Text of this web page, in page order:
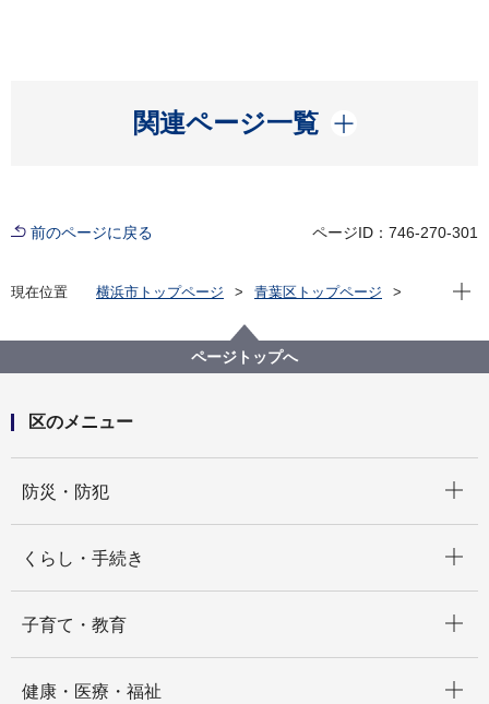
関連ページ一覧
開く
前のページに戻る ページID：746-270-301
現在位置 横浜市トップページ
青葉区トップページ
青葉区マスコットキャラクター なしかちゃんの部屋
現在
ページトップへ
区のメニュー
防災・防犯
くらし・手続き
子育て・教育
健康・医療・福祉